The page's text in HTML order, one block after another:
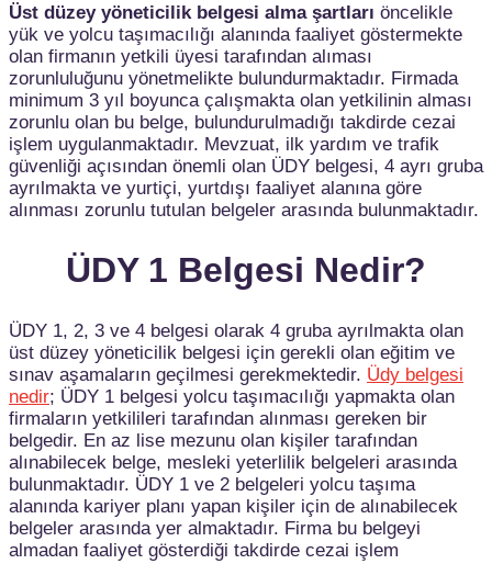
Üst düzey yöneticilik belgesi alma şartları öncelikle
yük ve yolcu taşımacılığı alanında faaliyet göstermekte
olan firmanın yetkili üyesi tarafından alıması
zorunluluğunu yönetmelikte bulundurmaktadır. Firmada
minimum 3 yıl boyunca çalışmakta olan yetkilinin alması
zorunlu olan bu belge, bulundurulmadığı takdirde cezai
işlem uygulanmaktadır. Mevzuat, ilk yardım ve trafik
güvenliği açısından önemli olan ÜDY belgesi, 4 ayrı gruba
ayrılmakta ve yurtiçi, yurtdışı faaliyet alanına göre
alınması zorunlu tutulan belgeler arasında bulunmaktadır.
ÜDY 1 Belgesi Nedir?
ÜDY 1, 2, 3 ve 4 belgesi olarak 4 gruba ayrılmakta olan
üst düzey yöneticilik belgesi için gerekli olan eğitim ve
sınav aşamaların geçilmesi gerekmektedir. Üdy belgesi
nedir; ÜDY 1 belgesi yolcu taşımacılığı yapmakta olan
firmaların yetkilileri tarafından alınması gereken bir
belgedir. En az lise mezunu olan kişiler tarafından
alınabilecek belge, mesleki yeterlilik belgeleri arasında
bulunmaktadır. ÜDY 1 ve 2 belgeleri yolcu taşıma
alanında kariyer planı yapan kişiler için de alınabilecek
belgeler arasında yer almaktadır. Firma bu belgeyi
almadan faaliyet gösterdiği takdirde cezai işlem